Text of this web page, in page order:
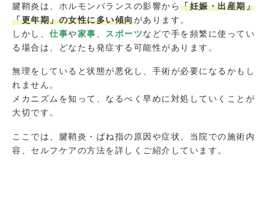
腱鞘炎は、ホルモンバランスの影響から「妊娠・出産期」
「更年期」の女性に多い傾向があります。
しかし、 仕事や家事 スポーツなどで手を頻繁に使ってい
る場合は、どなたも発症する可能性があります。
無理をしていると状態が悪化し、手術が必要になるかもし
れません。
メカニズムを知って、なるべく早めに対処していくことが
大切です。
ここでは、腱鞘炎・ばね指の原因や症状、当院での施術内
容、セルフケアの方法を詳しくご紹介しています。